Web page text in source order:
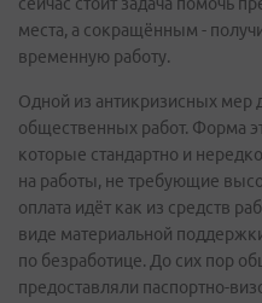
сейчас стоит задача помочь
места, а сокращённым -
временную работу.
Одной из антикризисных мер
общественных работ. Форма
которые стандартно и
на работы, не требующие
оплата идёт как из средств
виде материальной
по безработице. До сих пор
предоставляли паспортно-